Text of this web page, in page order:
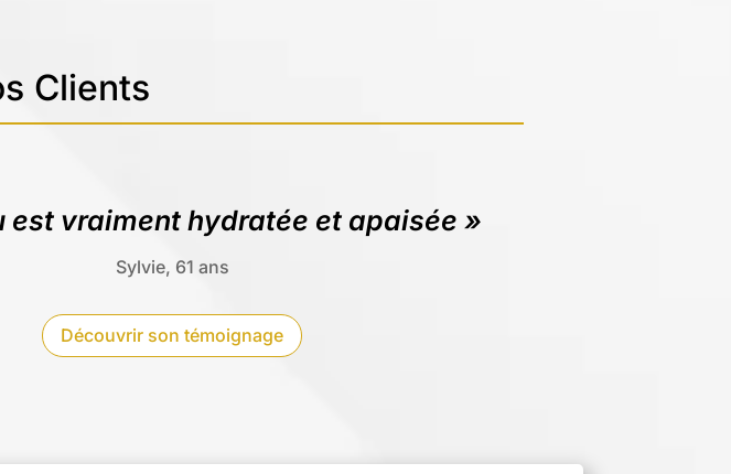
Clients
est vraiment hydratée et apaisée »
Sylvie, 61 ans
Découvrir son témoignage